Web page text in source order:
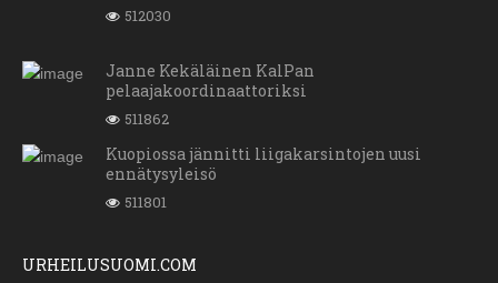
512030
Janne Kekäläinen KalPan
pelaajakoordinaattoriksi
511862
Kuopiossa jännitti liigakarsintojen uusi
ennätysyleisö
511801
URHEILUSUOMI.COM